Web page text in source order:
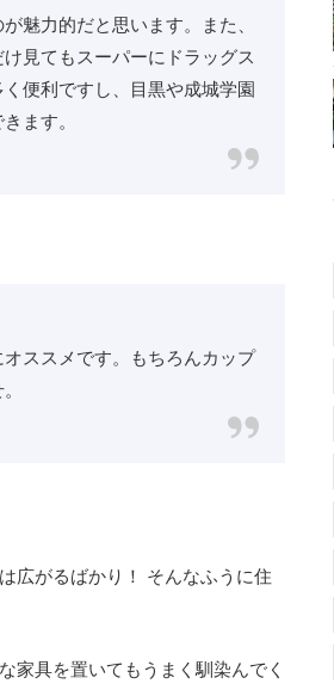
魅力的だと思います。また、
見てもスーパーにドラッグス
便利ですし、目黒や成城学園
ます。
ススメです。もちろんカップ
広がるばかり！ そんなふうに住
家具を置いてもうまく馴染んでく